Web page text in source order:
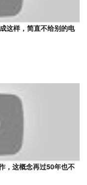
这样，简直不给别的电
，这概念再过50年也不